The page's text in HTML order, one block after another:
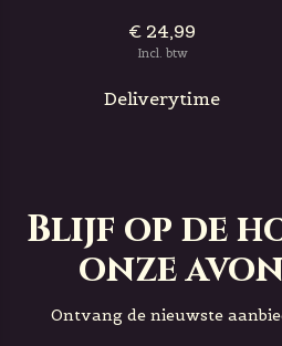
€ 24,99
Incl. btw
Deliverytime
Blijf op de
onze
Ontvang de nieuwste